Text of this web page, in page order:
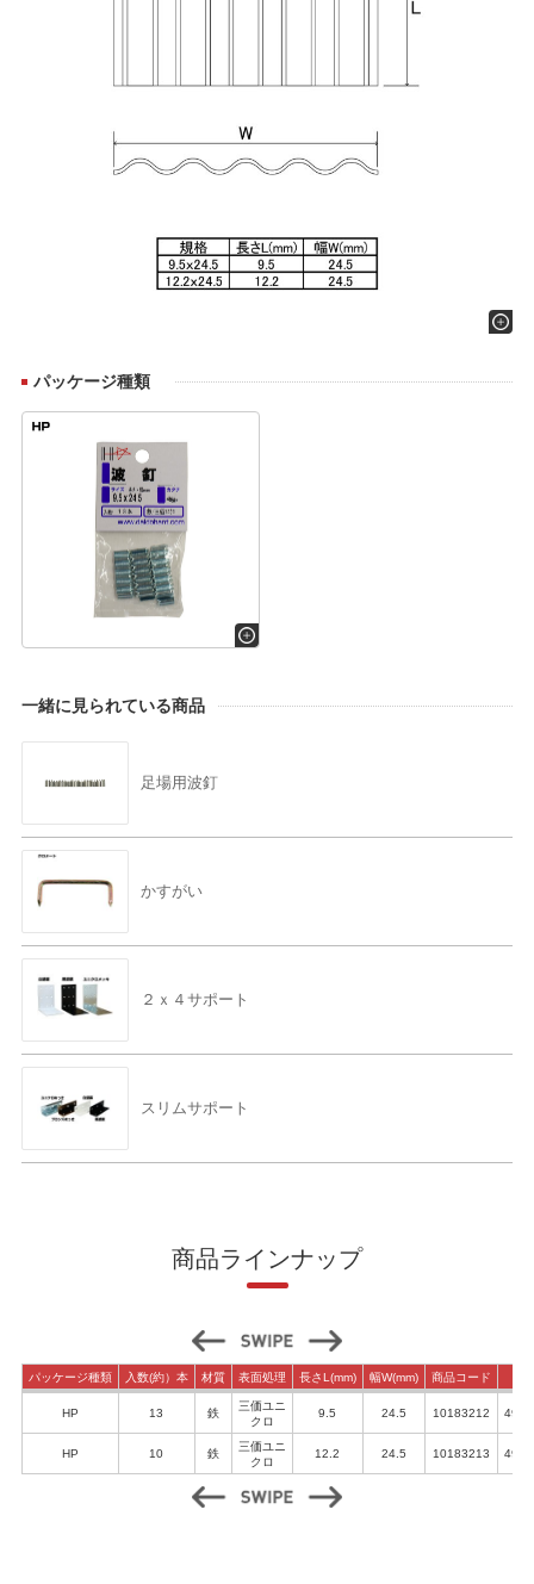
パッケージ種類
一緒に見られている商品
足場用波釘
かすがい
２ｘ４サポート
スリムサポート
商品ラインナップ
パッケージ種類 入数(約）本 材質 表面処理 長さL(mm) 幅W(mm) 商品コード
HP 13 鉄
三価ユニ
クロ
9.5 24.5 10183212
HP 10 鉄
三価ユニ
クロ
12.2 24.5 10183213